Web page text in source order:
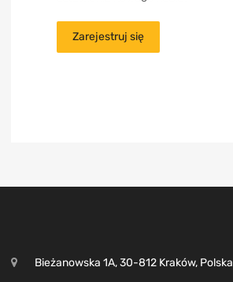
Zarejestruj się
Bieżanowska 1A, 30-812 Kraków, Polska